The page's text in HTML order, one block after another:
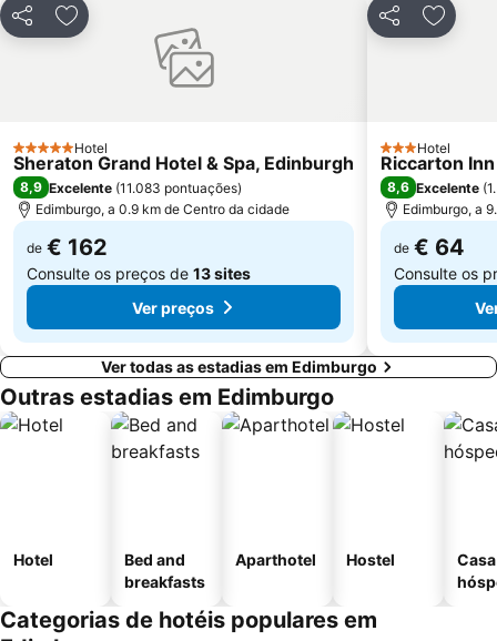
Ocean Terminal
PartilharAdicionar aos favoritos
5 EstrelasHotel
Sheraton Grand Hotel & Spa, Edinburgh
8,9 Excelente (11.083 pontuações)
Edimburgo, a 0.9 km de Centro da cidade
de € 162
Consulte os preços de 13 sites
Ver preços
Partilhar
3 Estrelas
Hotel
Riccarton Inn
8,6 Excelente (
Edimburgo, a
de € 64
Consulte os
Ver todas as estadias em Edimburgo
Outras estadias em Edimburgo
Hotel
Bed and
breakfasts
Aparthotel Hostel
Categorias de hotéis populares em